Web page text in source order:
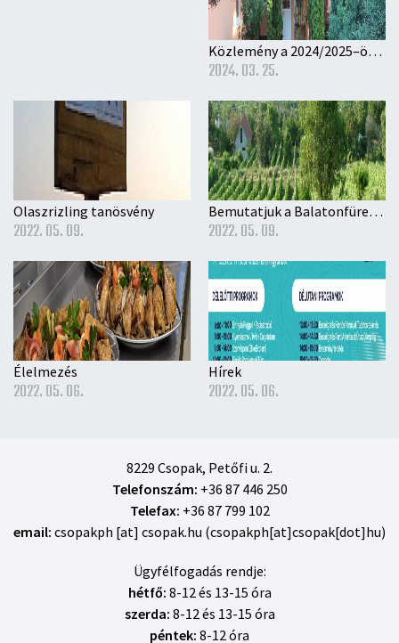
Közlemény a 2024/2025–ös nevelési évre történő óvodai beíratás rendjéről
2024. 03. 25.
Olaszrizling tanösvény
2022. 05. 09.
Bemutatjuk a Balatonfüred-Csopaki Borvidéket
2022. 05. 09.
Élelmezés
2022. 05. 06.
Hírek
2022. 05. 06.
8229 Csopak, Petőfi u. 2.
Telefonszám: +36 87 446 250
Telefax: +36 87 799 102
email: csopakph [at] csopak.hu (csopakph[at]csopak[dot]hu)
Ügyfélfogadás rendje:
hétfő: 8-12 és 13-15 óra
szerda: 8-12 és 13-15 óra
péntek: 8-12 óra